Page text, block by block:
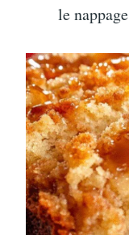
le nappage